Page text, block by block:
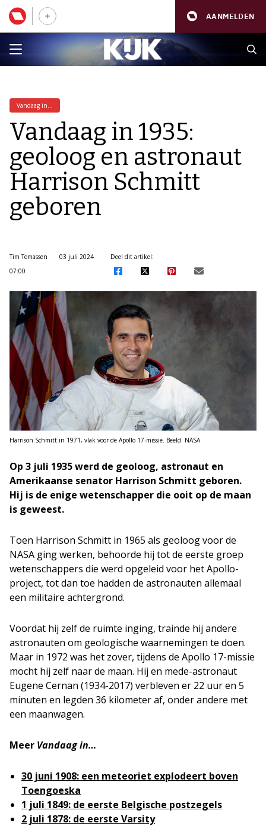
AANMELDEN
Vandaag in...
Vandaag in 1935:
geoloog en astronaut
Harrison Schmitt
geboren
Tim Tomassen
03 juli 2024
07:00
Deel dit artikel:
Harrison Schmitt in 1971, vlak voor de Apollo 17-missie. Beeld: NASA
Op 3 juli 1935 werd de geoloog, astronaut en
Amerikaanse senator Harrison Schmitt geboren.
Hij is de enige wetenschapper die ooit op de maan
is geweest.
Toen Harrison Schmitt in 1965 als geoloog voor de
NASA ging werken, behoorde hij tot de eerste groep
wetenschappers die werd opgeleid voor het Apollo-
project, tot dan toe hadden de astronauten allemaal
een militaire achtergrond.
Voordat hij zelf de ruimte inging, trainde hij andere
astronauten om geologische waarnemingen te doen.
Maar in 1972 was het zover, tijdens de Apollo 17-missie
mocht hij zelf naar de maan. Hij en mede-astronaut
Eugene Cernan (1934-2017) verbleven er 22 uur en 5
minuten en legden 36 kilometer af, onder andere met
een maanwagen.
Meer Vandaag in…
30 juni 1908: een meteoriet explodeert boven
Toengoeska
1 juli 1849: de eerste Belgische postzegels
2 juli 1878: de eerste Varsity